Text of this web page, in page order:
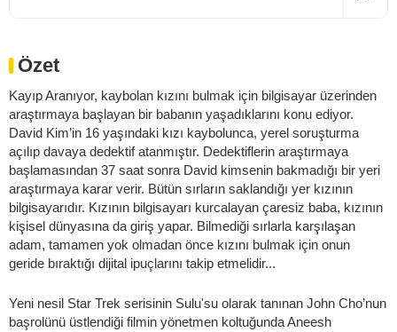
Özet
Kayıp Aranıyor, kaybolan kızını bulmak için bilgisayar üzerinden
araştırmaya başlayan bir babanın yaşadıklarını konu ediyor.
David Kim’in 16 yaşındaki kızı kaybolunca, yerel soruşturma
açılıp davaya dedektif atanmıştır. Dedektiflerin araştırmaya
başlamasından 37 saat sonra David kimsenin bakmadığı bir yeri
araştırmaya karar verir. Bütün sırların saklandığı yer kızının
bilgisayarıdır. Kızının bilgisayarı kurcalayan çaresiz baba, kızının
kişisel dünyasına da giriş yapar. Bilmediği sırlarla karşılaşan
adam, tamamen yok olmadan önce kızını bulmak için onun
geride bıraktığı dijital ipuçlarını takip etmelidir...
Yeni nesil Star Trek serisinin Sulu'su olarak tanınan John Cho’nun
başrolünü üstlendiği filmin yönetmen koltuğunda Aneesh